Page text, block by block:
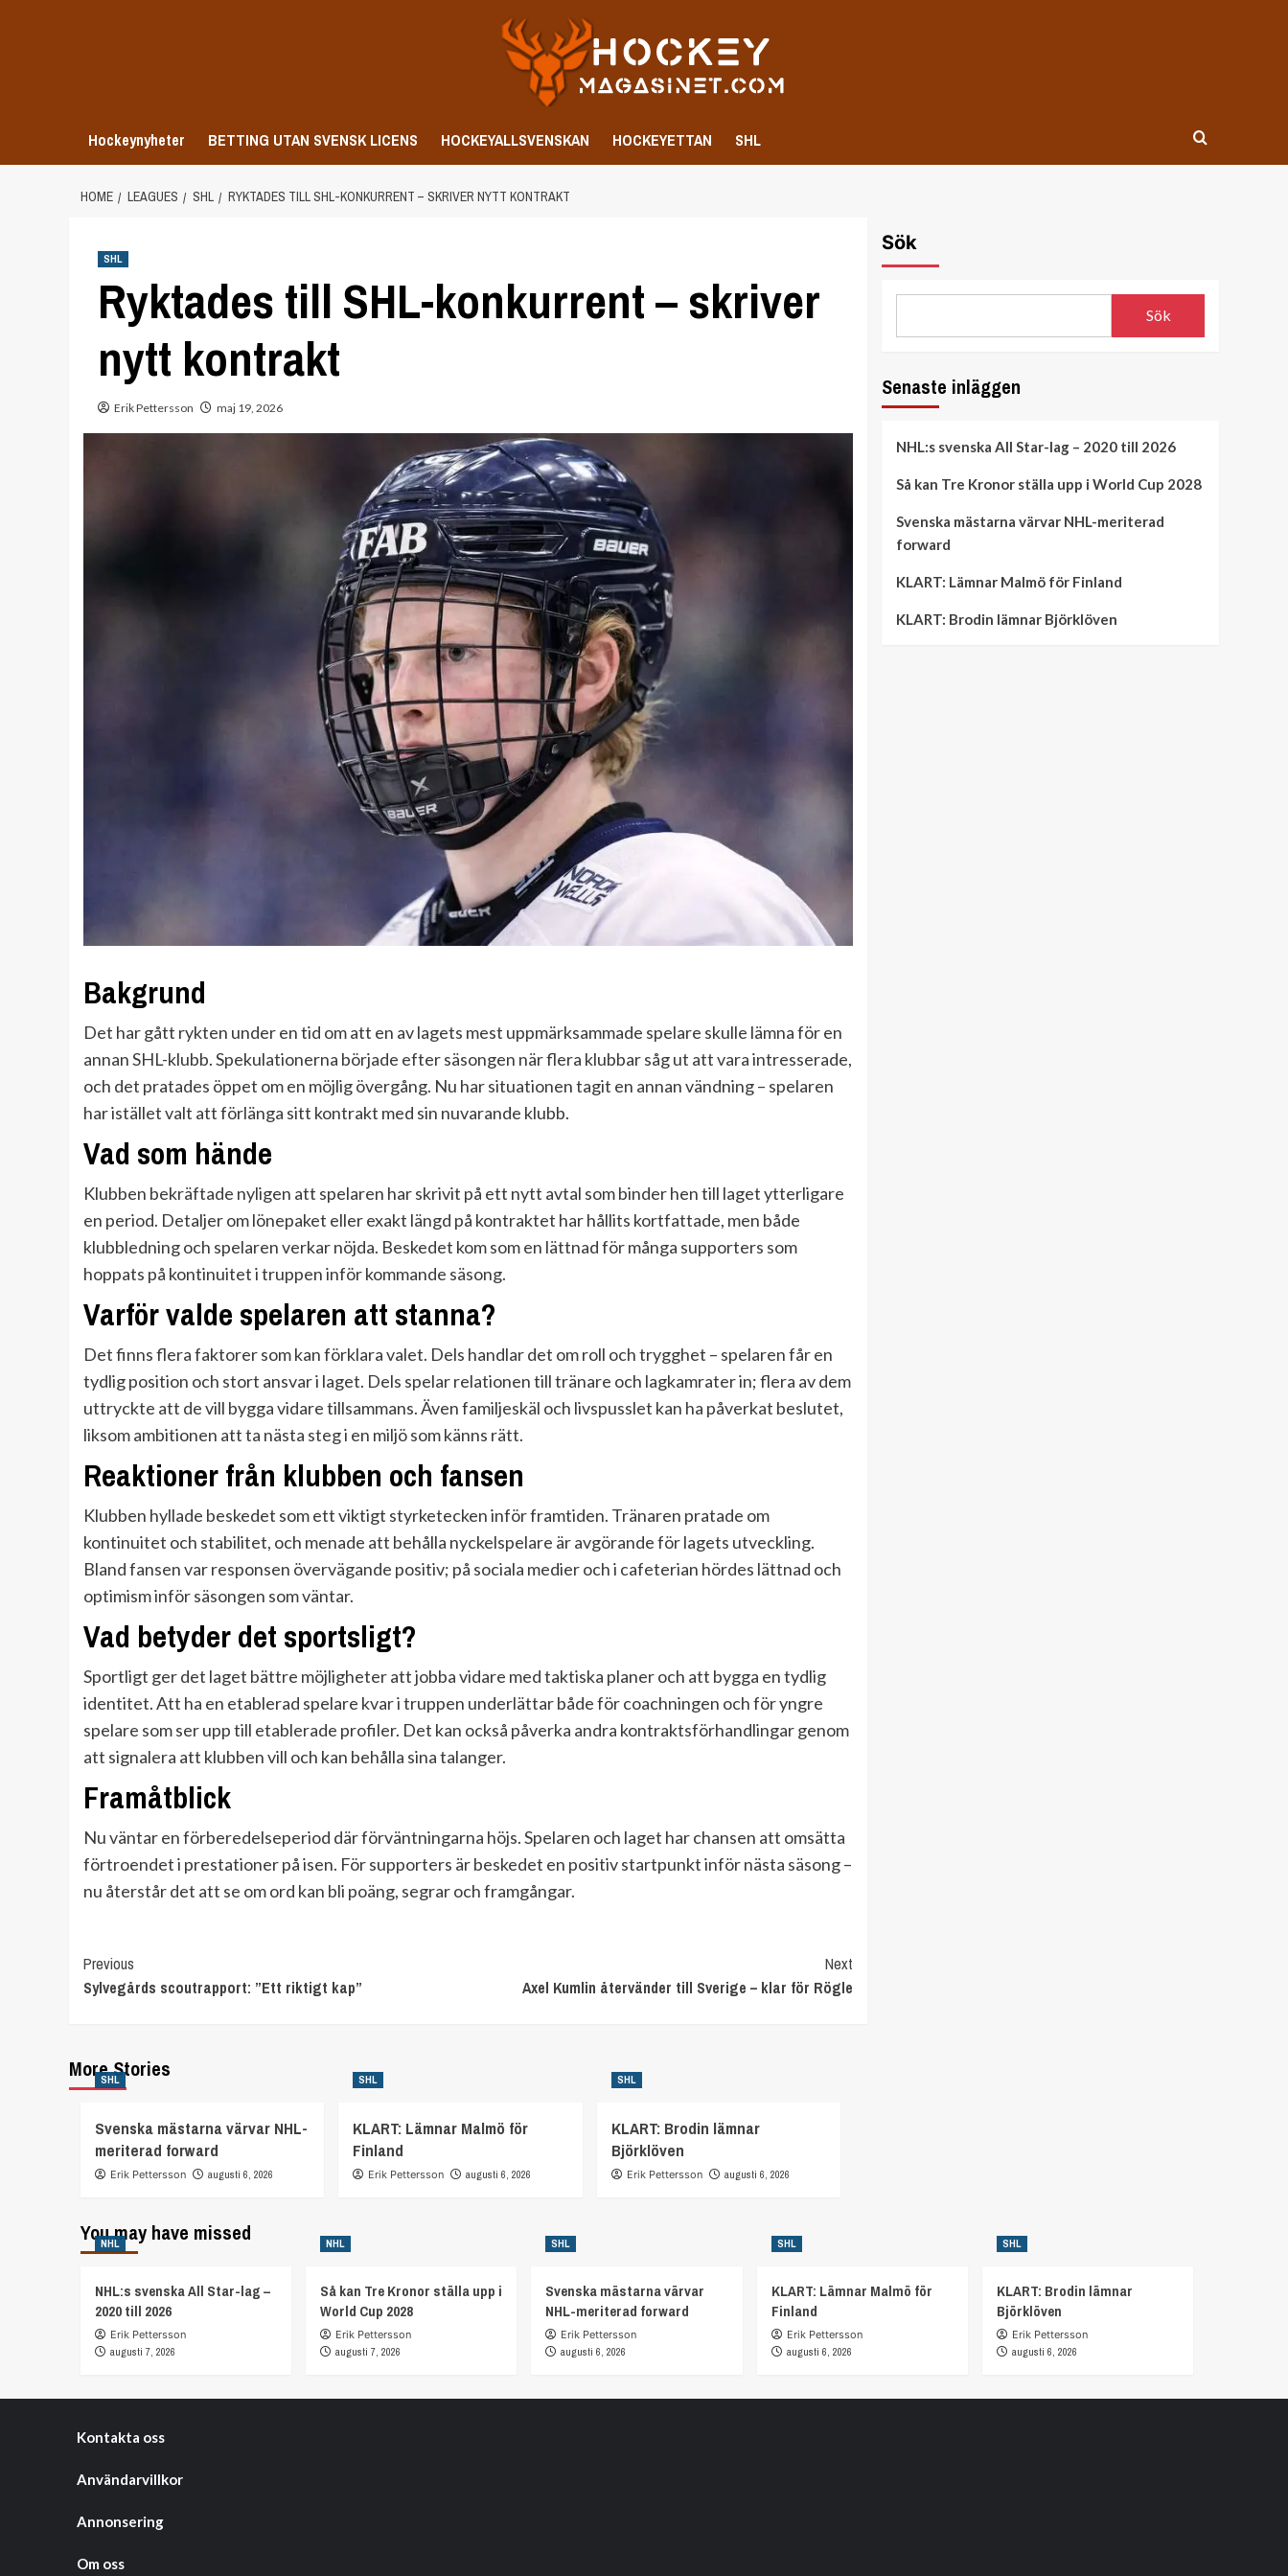
Hockeynyheter BETTING UTAN SVENSK LICENS HOCKEYALLSVENSKAN HOCKEYETTAN SHL
HOME LEAGUES SHL RYKTADES TILL SHL-KONKURRENT – SKRIVER NYTT KONTRAKT
SHL
Ryktades till SHL-konkurrent – skriver
nytt kontrakt
Erik Pettersson maj 19, 2026
Bakgrund
Det har gått rykten under en tid om att en av lagets mest uppmärksammade spelare skulle lämna för en
annan SHL-klubb. Spekulationerna började efter säsongen när flera klubbar såg ut att vara intresserade,
och det pratades öppet om en möjlig övergång. Nu har situationen tagit en annan vändning – spelaren
har istället valt att förlänga sitt kontrakt med sin nuvarande klubb.
Vad som hände
Klubben bekräftade nyligen att spelaren har skrivit på ett nytt avtal som binder hen till laget ytterligare
en period. Detaljer om lönepaket eller exakt längd på kontraktet har hållits kortfattade, men både
klubbledning och spelaren verkar nöjda. Beskedet kom som en lättnad för många supporters som
hoppats på kontinuitet i truppen inför kommande säsong.
Varför valde spelaren att stanna?
Det finns flera faktorer som kan förklara valet. Dels handlar det om roll och trygghet – spelaren får en
tydlig position och stort ansvar i laget. Dels spelar relationen till tränare och lagkamrater in; flera av dem
uttryckte att de vill bygga vidare tillsammans. Även familjeskäl och livspusslet kan ha påverkat beslutet,
liksom ambitionen att ta nästa steg i en miljö som känns rätt.
Reaktioner från klubben och fansen
Klubben hyllade beskedet som ett viktigt styrketecken inför framtiden. Tränaren pratade om
kontinuitet och stabilitet, och menade att behålla nyckelspelare är avgörande för lagets utveckling.
Bland fansen var responsen övervägande positiv; på sociala medier och i cafeterian hördes lättnad och
optimism inför säsongen som väntar.
Vad betyder det sportsligt?
Sportligt ger det laget bättre möjligheter att jobba vidare med taktiska planer och att bygga en tydlig
identitet. Att ha en etablerad spelare kvar i truppen underlättar både för coachningen och för yngre
spelare som ser upp till etablerade profiler. Det kan också påverka andra kontraktsförhandlingar genom
att signalera att klubben vill och kan behålla sina talanger.
Framåtblick
Nu väntar en förberedelseperiod där förväntningarna höjs. Spelaren och laget har chansen att omsätta
förtroendet i prestationer på isen. För supporters är beskedet en positiv startpunkt inför nästa säsong –
nu återstår det att se om ord kan bli poäng, segrar och framgångar.
Continue
Reading
Previous
Sylvegårds scoutrapport: ”Ett riktigt kap”
Next
Axel Kumlin återvänder till Sverige – klar för Rögle
More Stories
SHL
Svenska mästarna värvar NHL-
meriterad forward
Erik Pettersson augusti 6, 2026
SHL
KLART: Lämnar Malmö för
Finland
Erik Pettersson augusti 6, 2026
SHL
KLART: Brodin lämnar
Björklöven
Erik Pettersson augusti 6, 2026
Sök
Sök
Senaste inläggen
NHL:s svenska All Star-lag – 2020 till 2026
Så kan Tre Kronor ställa upp i World Cup 2028
Svenska mästarna värvar NHL-meriterad
forward
KLART: Lämnar Malmö för Finland
KLART: Brodin lämnar Björklöven
You may have missed
NHL
NHL:s svenska All Star-lag –
2020 till 2026
Erik Pettersson
augusti 7, 2026
NHL
Så kan Tre Kronor ställa upp i
World Cup 2028
Erik Pettersson
augusti 7, 2026
SHL
Svenska mästarna värvar
NHL-meriterad forward
Erik Pettersson
augusti 6, 2026
SHL
KLART: Lämnar Malmö för
Finland
Erik Pettersson
augusti 6, 2026
SHL
KLART: Brodin lämnar
Björklöven
Erik Pettersson
augusti 6, 2026
Kontakta oss
Användarvillkor
Annonsering
Om oss